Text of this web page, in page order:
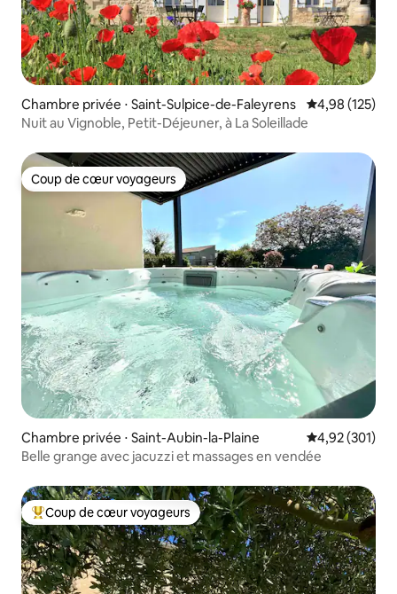
Chambre privée ⋅ Saint-Sulpice-de-Faleyrens Évaluation
4,98 (125)
Nuit au Vignoble, Petit-Déjeuner, à La Soleillade
Coup de cœur voyageurs
Coup de cœur voyageurs
Chambre privée ⋅ Saint-Aubin-la-Plaine Évaluation
4,92 (301)
Belle grange avec jacuzzi et massages en vendée
Coups de cœur voyageurs les plus appréciés
Coup de cœur voyageurs